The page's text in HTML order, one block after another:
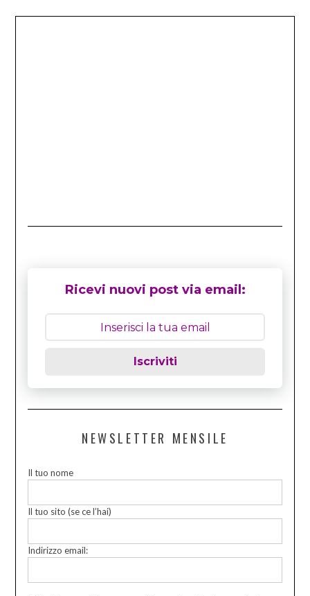
Ricevi nuovi post via email:
Iscriviti
NEWSLETTER MENSILE
Il tuo nome
Il tuo sito (se ce l’hai)
Indirizzo email: